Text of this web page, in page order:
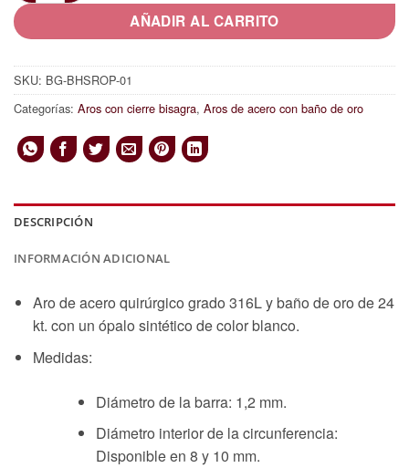
AÑADIR AL CARRITO
SKU: BG-BHSROP-01
Categorías: Aros con cierre bisagra, Aros de acero con baño de oro
DESCRIPCIÓN
INFORMACIÓN ADICIONAL
Aro de acero quirúrgico grado 316L y baño de oro de 24
kt. con un ópalo sintético de color blanco.
Medidas:
Diámetro de la barra: 1,2 mm.
Diámetro interior de la circunferencia:
Disponible en 8 y 10 mm.